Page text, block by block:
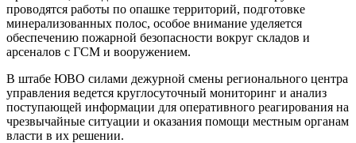
проводятся работы по опашке территорий, подготовке
минерализованных полос, особое внимание уделяется
обеспечению пожарной безопасности вокруг складов и
арсеналов с ГСМ и вооружением.
В штабе ЮВО силами дежурной смены регионального центра
управления ведется круглосуточный мониторинг и анализ
поступающей информации для оперативного реагирования на
чрезвычайные ситуации и оказания помощи местным органам
власти в их решении.